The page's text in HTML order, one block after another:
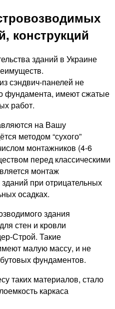
конструкций
зданий в Украине
сэндвич-панелей не
фундамента, имеют сжатые
работ.
на Вашу
методом “сухого”
монтажников (4-6
перед классическими
монтаж
при отрицательных
осадках.
здания
стен и кровли
Строй. Такие
малую массу, и не
фундаментов.
таких материалов, стало
каркаса